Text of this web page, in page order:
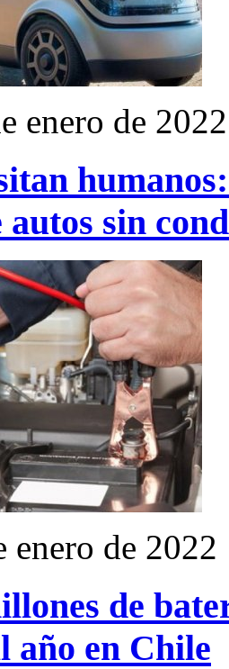
enero de 2022
autos sin
enero de 2022
de
año en Chile